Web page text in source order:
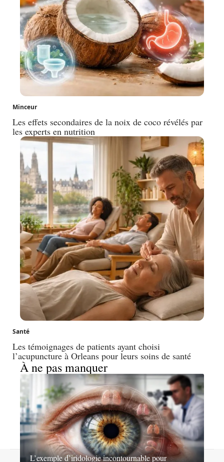
Minceur
Les effets secondaires de la noix de coco révélés par
les experts en nutrition
Santé
Les témoignages de patients ayant choisi
l’acupuncture à Orleans pour leurs soins de santé
À ne pas manquer
L’exemple d’iridologie incontournable pour